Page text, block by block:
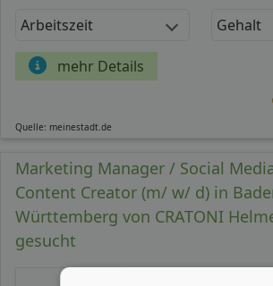
Arbeitszeit Gehalt
mehr Details
Quelle: meinestadt.de
Marketing Manager / Social
Content Creator (m/ w/ d) in
Württemberg von CRATONI
gesucht